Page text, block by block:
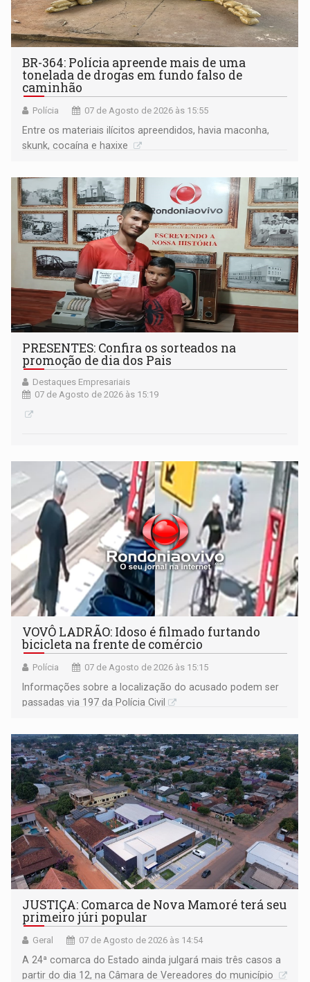
BR-364: Polícia apreende mais de uma
tonelada de drogas em fundo falso de
caminhão
Polícia 07 de Agosto de 2026 às 15:55
Entre os materiais ilícitos apreendidos, havia maconha,
skunk, cocaína e haxixe
PRESENTES: Confira os sorteados na
promoção de dia dos Pais
Destaques Empresariais
07 de Agosto de 2026 às 15:19
VOVÔ LADRÃO: Idoso é filmado furtando
bicicleta na frente de comércio
Polícia 07 de Agosto de 2026 às 15:15
Informações sobre a localização do acusado podem ser
passadas via 197 da Polícia Civil
JUSTIÇA: Comarca de Nova Mamoré terá seu
primeiro júri popular
Geral 07 de Agosto de 2026 às 14:54
A 24ª comarca do Estado ainda julgará mais três casos a
partir do dia 12, na Câmara de Vereadores do município